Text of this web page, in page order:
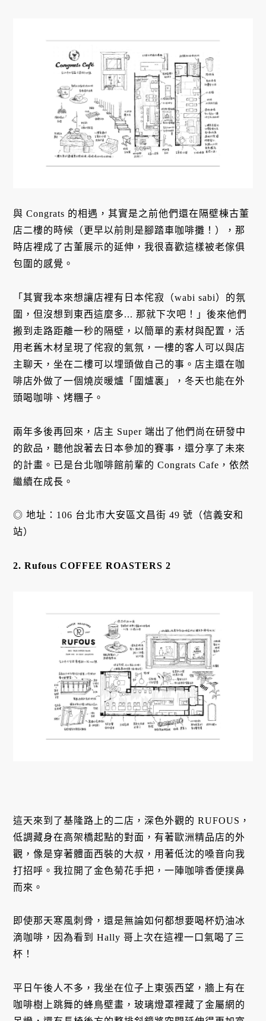
與 Congrats 的相遇，其實是之前他們還在隔壁棟古董
店二樓的時候（更早以前則是腳踏車咖啡攤！），那
時店裡成了古董展示的延伸，我很喜歡這樣被老傢俱
包圍的感覺。
「其實我本來想讓店裡有日本侘寂（wabi sabi）的氛
圍，但沒想到東西這麼多... 那就下次吧！」後來他們
搬到走路距離一秒的隔壁，以簡單的素材與配置，活
用老舊木材呈現了侘寂的氣氛，一樓的客人可以與店
主聊天，坐在二樓可以埋頭做自己的事。店主還在咖
啡店外做了一個燒炭暖爐「圍爐裏」，冬天也能在外
頭喝咖啡、烤糰子。
兩年多後再回來，店主 Super 端出了他們尚在研發中
的飲品，聽他說著去日本參加的賽事，還分享了未來
的計畫。已是台北咖啡館前輩的 Congrats Cafe，依然
繼續在成長。
◎ 地址：106 台北市大安區文昌街 49 號（信義安和
站）
2. Rufous COFFEE ROASTERS 2
這天來到了基隆路上的二店，深色外觀的 RUFOUS，
低調藏身在高架橋起點的對面，有著歐洲精品店的外
觀，像是穿著體面西裝的大叔，用著低沈的嗓音向我
打招呼。我拉開了金色菊花手把，一陣咖啡香便撲鼻
而來。
即使那天寒風刺骨，還是無論如何都想要喝杯奶油冰
滴咖啡，因為看到 Hally 哥上次在這裡一口氣喝了三
杯！
平日午後人不多，我坐在位子上東張西望，牆上有在
咖啡樹上跳舞的蜂鳥壁畫，玻璃燈罩裡藏了金屬網的